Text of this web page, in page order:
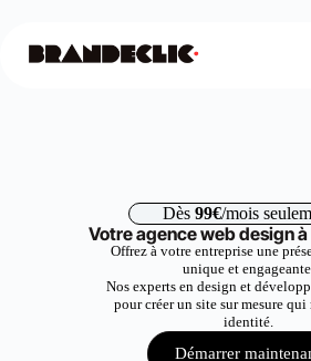
Dès 99€/mois
Votre agence web design
Offrez à votre entreprise une
unique et
Nos experts en design et
pour créer un site sur mesure
identité.
Démarrer